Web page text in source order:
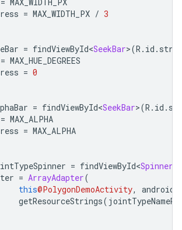
= MAX_WIDTH_PX
= MAX_WIDTH_PX / 3
= findViewById<SeekBar>(R . id .
= MAX_HUE_DEGREES
= 0
= findViewById<SeekBar>(R . id .
= MAX_ALPHA
= MAX_ALPHA
= findViewById<Spinner
= ArrayAdapter(
this@PolygonDemoActivity, android
(